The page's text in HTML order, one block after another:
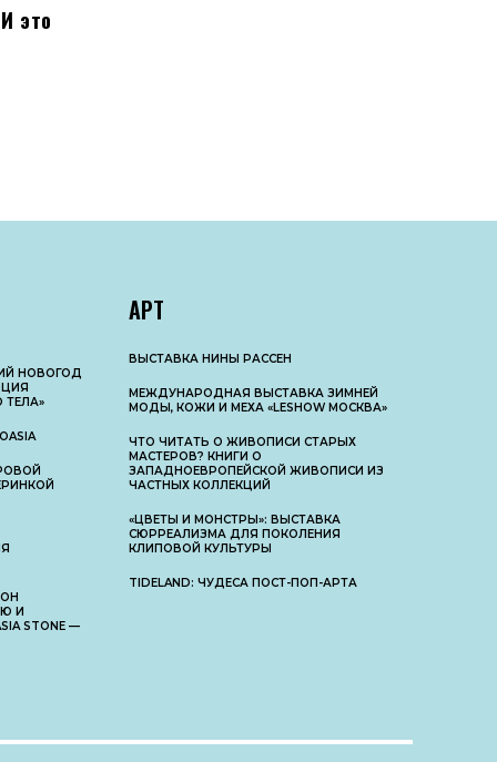
это
НОВОГОД
ОН
И
STONE —
АРТ
ВЫСТАВКА НИНЫ РАССЕН
МЕЖДУНАРОДНАЯ ВЫСТАВКА ЗИМНЕЙ
МОДЫ, КОЖИ И МЕХА «LESHOW МОСКВА»
ЧТО ЧИТАТЬ О ЖИВОПИСИ СТАРЫХ
МАСТЕРОВ? КНИГИ О
ЗАПАДНОЕВРОПЕЙСКОЙ ЖИВОПИСИ ИЗ
ЧАСТНЫХ КОЛЛЕКЦИЙ
«ЦВЕТЫ И МОНСТРЫ»: ВЫСТАВКА
СЮРРЕАЛИЗМА ДЛЯ ПОКОЛЕНИЯ
КЛИПОВОЙ КУЛЬТУРЫ
TIDELAND: ЧУДЕСА ПОСТ-ПОП-АРТА